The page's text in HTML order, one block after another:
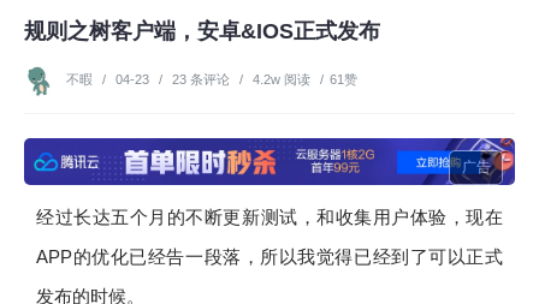
规则之树客户端，安卓&IOS正式发布
不暇 / 04-23 / 23 条评论 / 4.2w 阅读 / 61赞
广告
经过长达五个月的不断更新测试，和收集用户体验，现在
APP的优化已经告一段落，所以我觉得已经到了可以正式
发布的时候。